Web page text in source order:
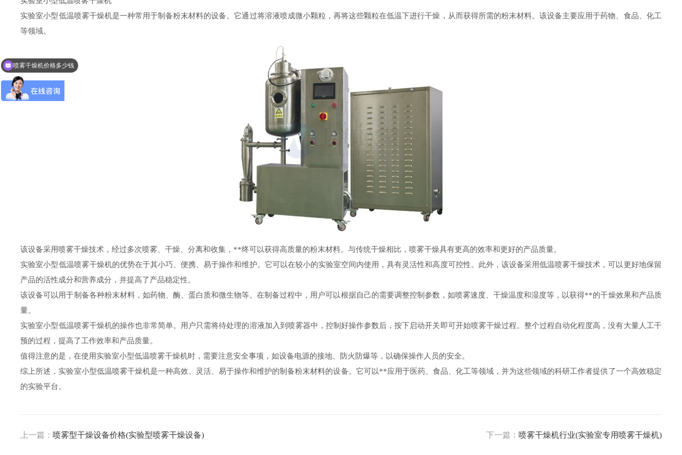
实验室小型低温喷雾干燥机是一种常用于制备粉末材料的设备。它通过将溶液喷成微小颗粒，再将这些颗粒在低温下进行干燥，从而获得所需的粉末材料。该设备主要应用于药物、食品、化工
等领域。
该设备采用喷雾干燥技术，经过多次喷雾、干燥、分离和收集，**终可以获得高质量的粉末材料。与传统干燥相比，喷雾干燥具有更高的效率和更好的产品质量。
实验室小型低温喷雾干燥机的优势在于其小巧、便携、易于操作和维护。它可以在较小的实验室空间内使用，具有灵活性和高度可控性。此外，该设备采用低温喷雾干燥技术，可以更好地保留
产品的活性成分和营养成分，并提高了产品稳定性。
该设备可以用于制备各种粉末材料，如药物、酶、蛋白质和微生物等。在制备过程中，用户可以根据自己的需要调整控制参数，如喷雾速度、干燥温度和湿度等，以获得**的干燥效果和产品质
量。
实验室小型低温喷雾干燥机的操作也非常简单。用户只需将待处理的溶液加入到喷雾器中，控制好操作参数后，按下启动开关即可开始喷雾干燥过程。整个过程自动化程度高，没有大量人工干
预的过程，提高了工作效率和产品质量。
值得注意的是，在使用实验室小型低温喷雾干燥机时，需要注意安全事项，如设备电源的接地、防火防爆等，以确保操作人员的安全。
综上所述，实验室小型低温喷雾干燥机是一种高效、灵活、易于操作和维护的制备粉末材料的设备。它可以**应用于医药、食品、化工等领域，并为这些领域的科研工作者提供了一个高效稳定
的实验平台。
上一篇： 喷雾型干燥设备价格(实验型喷雾干燥设备) 下一篇： 喷雾干燥机行业(实验室专用喷雾干燥机)
可以介绍下产品么？